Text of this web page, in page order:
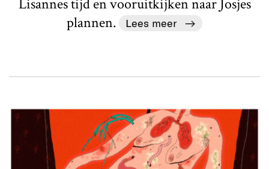
Lisannes tijd en vooruitkijken naar Josjes
plannen.
Lees meer